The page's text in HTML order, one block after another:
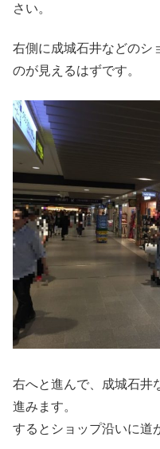
さい。
右側に成城石井などのシ
のが見えるはずです。
右へと進んで、成城石井
進みます。
するとショップ沿いに道